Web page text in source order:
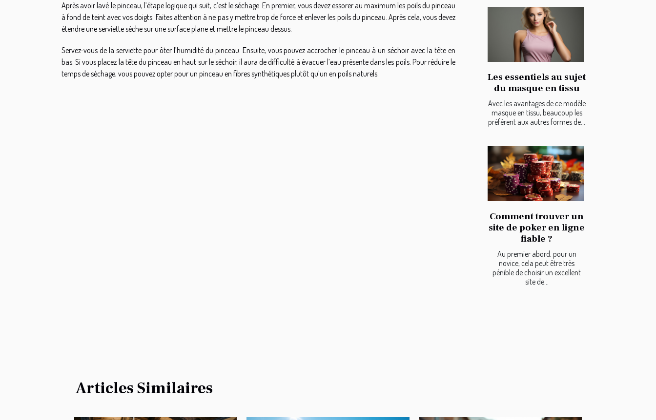
Après avoir lavé le pinceau, l’étape logique qui suit, c’est le séchage. En premier, vous devez essorer au maximum les poils du pinceau
à fond de teint avec vos doigts. Faites attention à ne pas y mettre trop de force et enlever les poils du pinceau. Après cela, vous devez
étendre une serviette sèche sur une surface plane et mettre le pinceau dessus.
Servez-vous de la serviette pour ôter l’humidité du pinceau. Ensuite, vous pouvez accrocher le pinceau à un séchoir avec la tête en
bas. Si vous placez la tête du pinceau en haut sur le séchoir, il aura de difficulté à évacuer l’eau présente dans les poils. Pour réduire le
temps de séchage, vous pouvez opter pour un pinceau en fibres synthétiques plutôt qu’un en poils naturels.
Les essentiels au sujet
du masque en tissu
Avec les avantages de ce modèle
masque en tissu, beaucoup les
préfèrent aux autres formes de...
Comment trouver un
site de poker en ligne
fiable ?
Au premier abord, pour un
novice, cela peut être très
pénible de choisir un excellent
site de...
Articles Similaires